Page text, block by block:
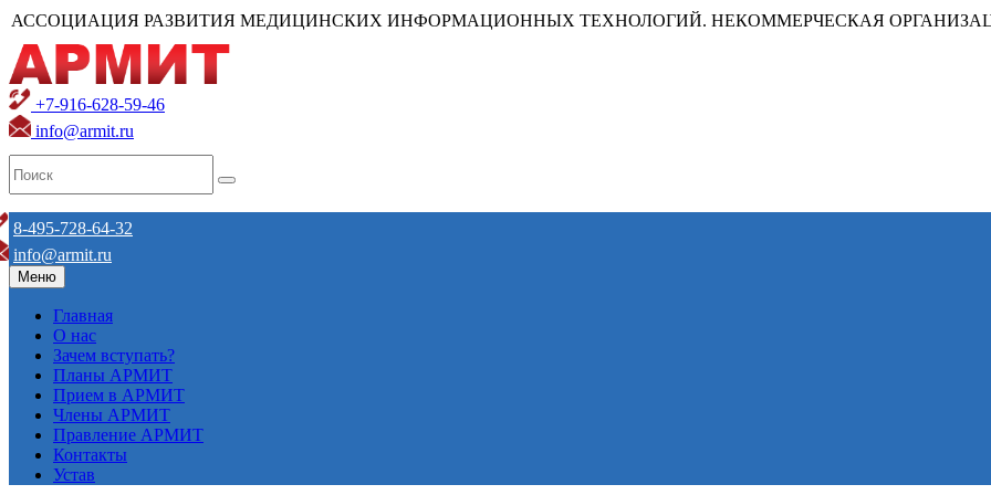
АССОЦИАЦИЯ РАЗВИТИЯ МЕДИЦИНСКИХ ИНФОРМАЦИОННЫХ ТЕХНОЛОГИЙ. НЕКОММЕРЧЕСКАЯ
+7-916-628-59-46
info@armit.ru
8-495-728-64-32
info@armit.ru
Меню
Главная
О нас
Зачем вступать?
Планы АРМИТ
Прием в АРМИТ
Члены АРМИТ
Правление АРМИТ
Контакты
Устав